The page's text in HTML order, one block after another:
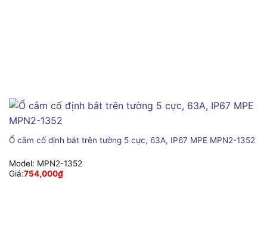
Ổ cắm cố định bắt trên tường 5 cực, 63A, IP67 MPE MPN2-1352
Model: MPN2-1352
Giá:754,000₫